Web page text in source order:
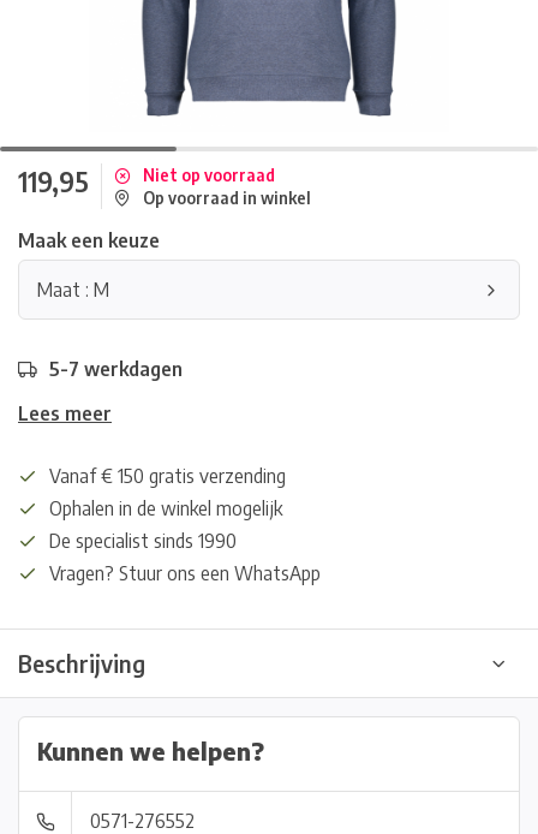
119,95
Niet op voorraad
Op voorraad in winkel
Maak een keuze
Maat : M
5-7 werkdagen
Lees meer
Vanaf € 150 gratis verzending
Ophalen in de winkel mogelijk
De specialist sinds 1990
Vragen? Stuur ons een WhatsApp
Beschrijving
Kunnen we helpen?
0571-276552